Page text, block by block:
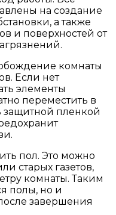
на создание
а также
и поверхностей от
комнаты
Если нет
элементы
переместить в
пленкой
пол. Это можно
старых газетов,
комнаты. Таким
полы, но и
завершения